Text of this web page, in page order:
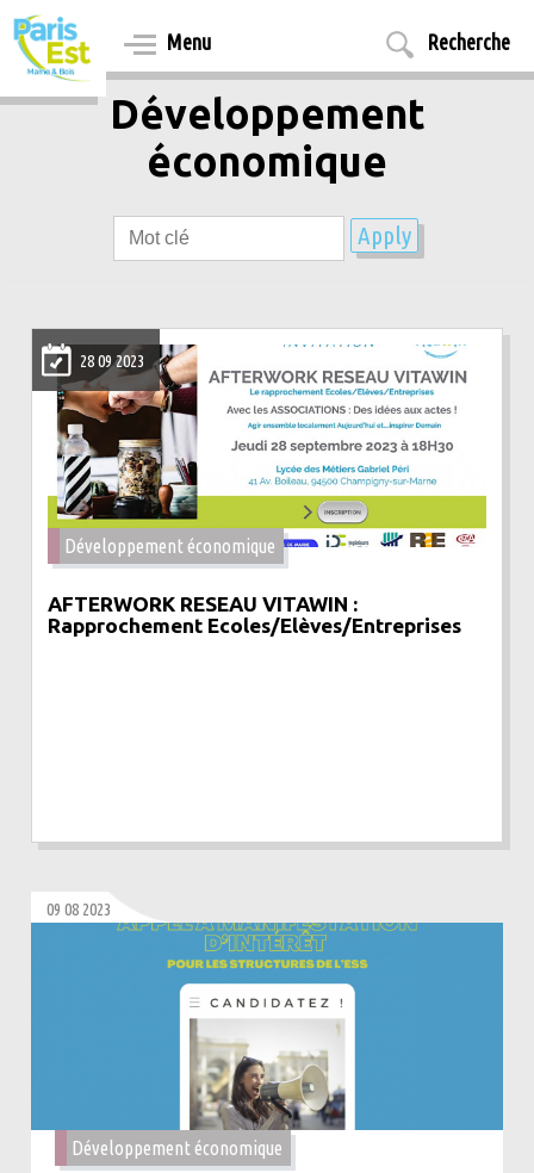
Aller
au
contenu
principal
Menu Recherche
Développement
économique
28 09 2023
Développement économique
AFTERWORK RESEAU VITAWIN :
Rapprochement Ecoles/Elèves/Entreprises
09 08 2023
Développement économique